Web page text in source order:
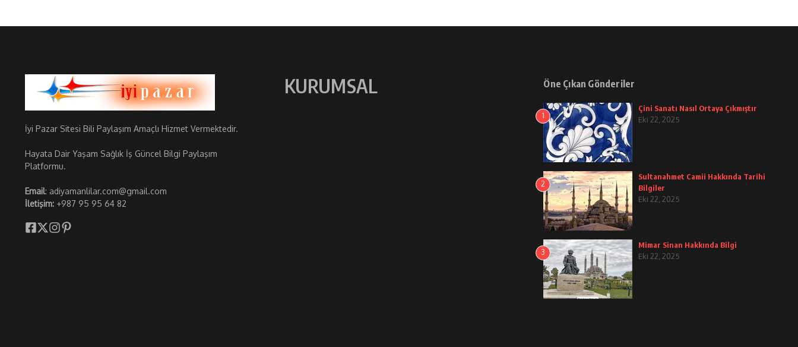
İyi Pazar Sitesi Bili Paylaşım Amaçlı Hizmet Vermektedir.
Hayata Dair Yaşam Sağlık İş Güncel Bilgi Paylaşım
Platformu.
Email: adiyamanlilar.com@gmail.com
İletişim: +987 95 95 64 82
KURUMSAL Öne Çıkan Gönderiler
1
Çini Sanatı Nasıl Ortaya Çıkmıştır
Eki 22, 2025
2
Sultanahmet Camii Hakkında Tarihi
Bilgiler
Eki 22, 2025
3
Mimar Sinan Hakkında Bilgi
Eki 22, 2025